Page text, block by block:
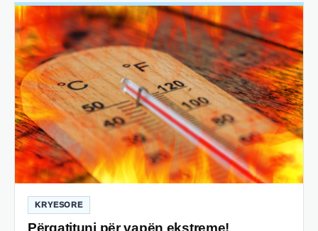
KRYESORE
Përgatituni për vapën ekstreme!